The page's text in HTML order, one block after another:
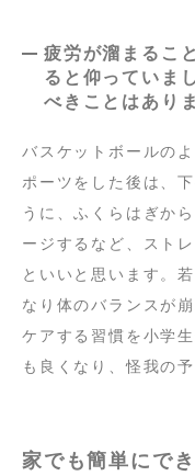
疲労が溜まるこ
ると仰っていま
べきことはあり
バスケットボールの
ポーツをした後は、
うに、ふくらはぎか
ージするなど、スト
といいと思います。
なり体のバランスが
ケアする習慣を小学
も良くなり、怪我の
家でも簡単にで